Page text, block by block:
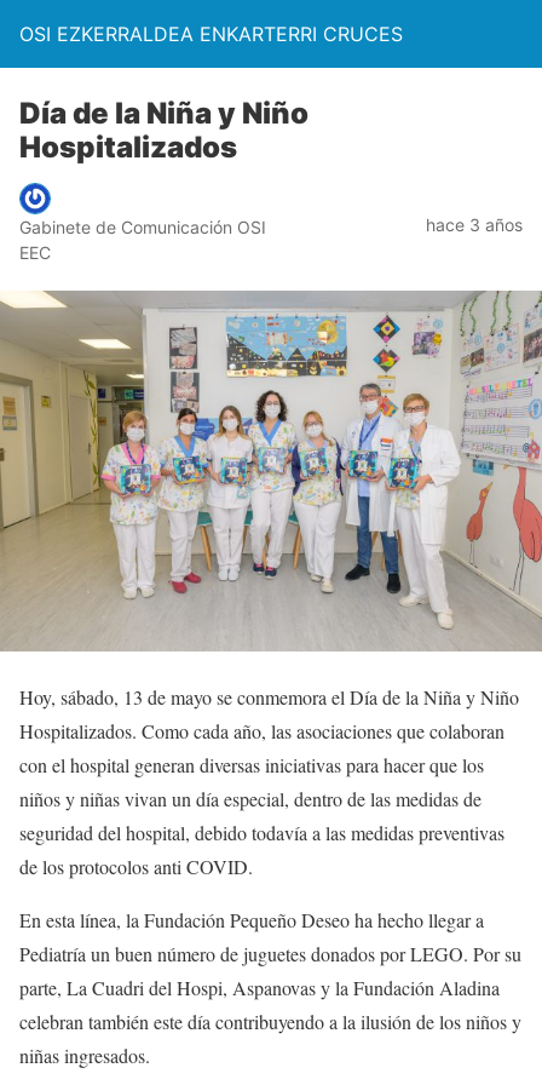
OSI EZKERRALDEA ENKARTERRI CRUCES
Día de la Niña y Niño
Hospitalizados
Gabinete de Comunicación OSI
EEC
hace 3 años
Hoy, sábado, 13 de mayo se conmemora el Día de la Niña y Niño
Hospitalizados. Como cada año, las asociaciones que colaboran
con el hospital generan diversas iniciativas para hacer que los
niños y niñas vivan un día especial, dentro de las medidas de
seguridad del hospital, debido todavía a las medidas preventivas
de los protocolos anti COVID.
En esta línea, la Fundación Pequeño Deseo ha hecho llegar a
Pediatría un buen número de juguetes donados por LEGO. Por su
parte, La Cuadri del Hospi, Aspanovas y la Fundación Aladina
celebran también este día contribuyendo a la ilusión de los niños y
niñas ingresados.